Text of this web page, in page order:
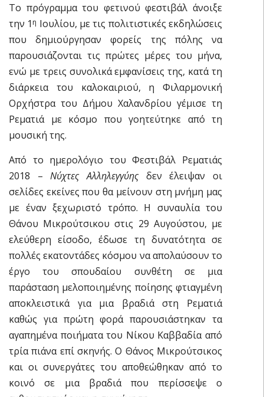
Το πρόγραμμα του φετινού φεστιβάλ άνοιξε
την 1 η Ιουλίου, με τις πολιτιστικές εκδηλώσεις
που δημιούργησαν φορείς της πόλης να
παρουσιάζονται τις πρώτες μέρες του μήνα,
ενώ με τρεις συνολικά εμφανίσεις της, κατά τη
διάρκεια του καλοκαιριού, η Φιλαρμονική
Ορχήστρα του Δήμου Χαλανδρίου γέμισε τη
Ρεματιά με κόσμο που γοητεύτηκε από τη
μουσική της.
Από το ημερολόγιο του Φεστιβάλ Ρεματιάς
2018 –Νύχτες Αλληλεγγύηςδεν έλειψαν οι
σελίδες εκείνες που θα μείνουν στη μνήμη μας
με έναν ξεχωριστό τρόπο. Η συναυλία του
Θάνου Μικρούτσικου στις 29 Αυγούστου, με
ελεύθερη είσοδο, έδωσε τη δυνατότητα σε
πολλές εκατοντάδες κόσμου να απολαύσουν το
έργο του σπουδαίου συνθέτη σε μια
παράσταση μελοποιημένης ποίησης φτιαγμένη
αποκλειστικά για μια βραδιά στη Ρεματιά
καθώς για πρώτη φορά παρουσιάστηκαν τα
αγαπημένα ποιήματα του Νίκου Καββαδία από
τρία πιάνα επί σκηνής. Ο Θάνος Μικρούτσικος
και οι συνεργάτες του αποθεώθηκαν από το
κοινό σε μια βραδιά που περίσσεψε ο